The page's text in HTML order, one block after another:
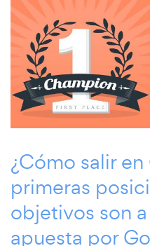
¿Cómo salir
primeras
objetivos son
apuesta por